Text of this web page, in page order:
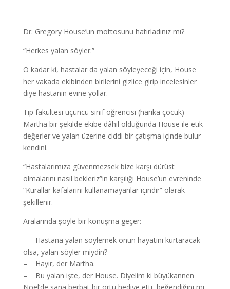
Dr. Gregory House’un mottosunu hatırladınız mı?
“Herkes yalan söyler.”
O kadar ki, hastalar da yalan söyleyeceği için, House
her vakada ekibinden birilerini gizlice girip incelesinler
diye hastanın evine yollar.
Tıp fakültesi üçüncü sınıf öğrencisi (harika çocuk)
Martha bir şekilde ekibe dâhil olduğunda House ile etik
değerler ve yalan üzerine ciddi bir çatışma içinde bulur
kendini.
“Hastalarımıza güvenmezsek bize karşı dürüst
olmalarını nasıl bekleriz”in karşılığı House’un evreninde
“Kurallar kafalarını kullanamayanlar içindir” olarak
şekillenir.
Aralarında şöyle bir konuşma geçer:
– Hastana yalan söylemek onun hayatını kurtaracak
olsa, yalan söyler miydin?
– Hayır, der Martha.
– Bu yalan işte, der House. Diyelim ki büyükannen